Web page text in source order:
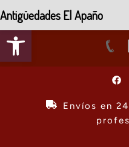
Abrir barra de herramientas
Envíos en
Antigüedades El Apaño